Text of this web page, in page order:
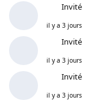
Invité
il y a 3 jours
Invité
il y a 3 jours
Invité
il y a 3 jours